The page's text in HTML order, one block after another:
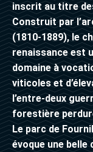
inscrit au titre
Construit par
(1810-1889), le
renaissance est
domaine à
viticoles et
l’entre-deux
forestière
Le parc de
évoque une belle